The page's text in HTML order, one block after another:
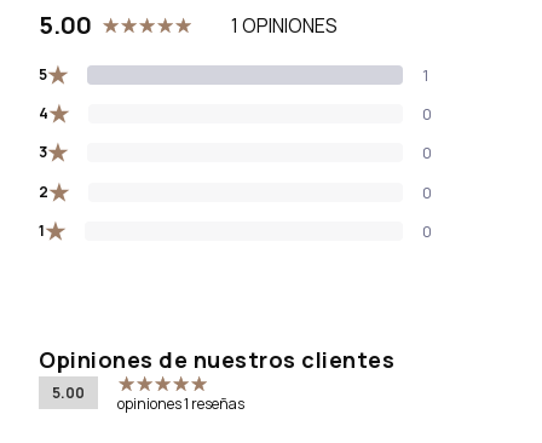
5.00 1 OPINIONES
5★ 1
4★ 0
3★ 0
2★ 0
1★ 0
Opiniones de nuestros clientes
5.00
opiniones 1 reseñas